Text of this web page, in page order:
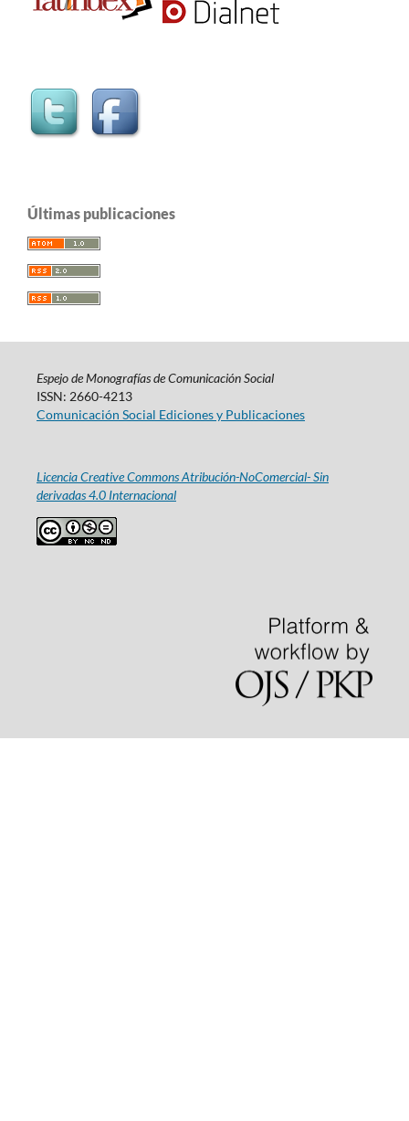
Últimas publicaciones
Espejo de Monografías de Comunicación Social
ISSN: 2660-4213
Comunicación Social Ediciones y Publicaciones
Licencia Creative Commons Atribución-NoComercial- Sin
derivadas 4.0 Internacional